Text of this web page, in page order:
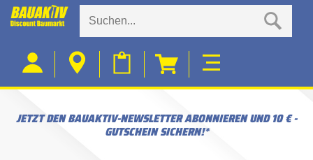
JETZT DEN BAUAKTIV-NEWSLETTER ABONNIEREN UND 10 € -
GUTSCHEIN SICHERN!*